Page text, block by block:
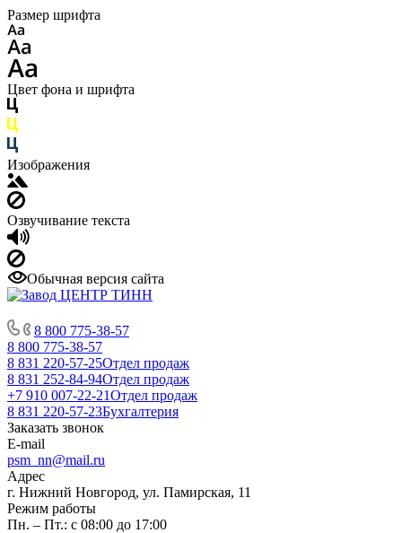
Размер шрифта
Цвет фона и шрифта
Изображения
Озвучивание текста
Обычная версия сайта
8 800 775-38-57
8 800 775-38-57
8 831 220-57-25Отдел продаж
8 831 252-84-94Отдел продаж
+7 910 007-22-21Отдел продаж
8 831 220-57-23Бухгалтерия
Заказать звонок
E-mail
psm_nn@mail.ru
Адрес
г. Нижний Новгород, ул. Памирская, 11
Режим работы
Пн. – Пт.: с 08:00 до 17:00